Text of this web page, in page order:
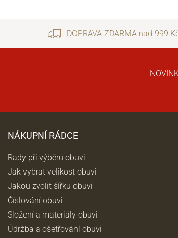
DOPRAVA ZDARMA nad 999
NÁKUPNÍ RÁDCE
Rady při výběru obuvi
Jak vybrat velikost obuvi
Jakou zvolit šířku obuvi
Číslování obuvi
Složení a materiály obuvi
Údržba a ošetřování obuvi